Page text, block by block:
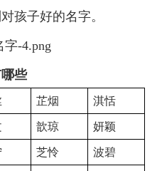
孩子好的名字。
些
芷烟 淇恬
歆琼 妍颖
芝怜 波碧